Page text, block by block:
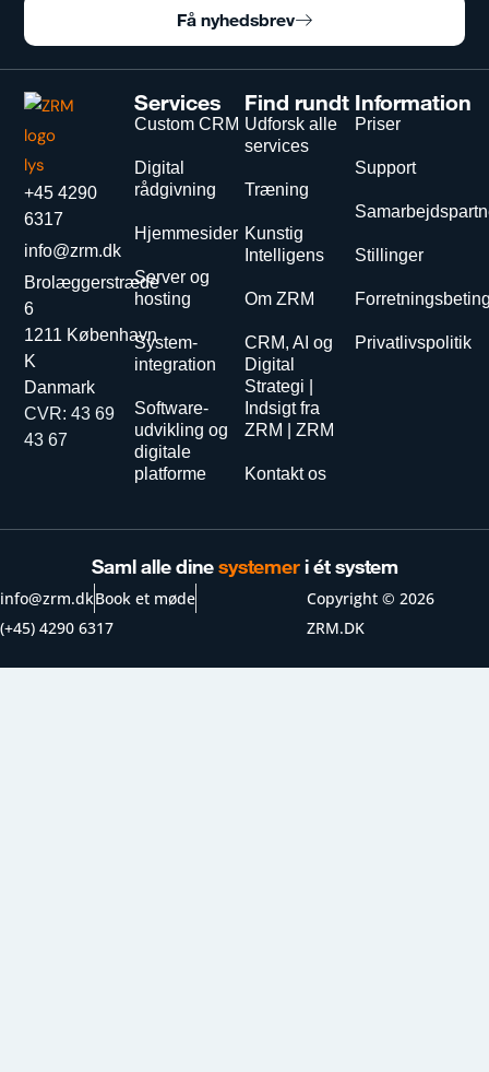
Få nyhedsbrev
+45 4290
6317
info@zrm.dk
Brolæggerstræde
6
1211 København
K
Danmark
CVR: 43 69
43 67
Services
Custom CRM
Digital
rådgivning
Hjemmesider
Server og
hosting
System-
integration
Software-
udvikling og
digitale
platforme
Find rundt
Udforsk alle
services
Træning
Kunstig
Intelligens
Om ZRM
CRM, AI og
Digital
Strategi |
Indsigt fra
ZRM | ZRM
Kontakt os
Information
Priser
Support
Stillinger
Privatlivspolitik
Saml alle dinesystemeri ét system
info@zrm.dkBook et møde
(+45) 4290 6317
Copyright © 2026
ZRM.DK